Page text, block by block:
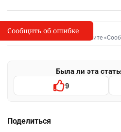
I
Сообщить об опечатке
Выделите фрагмент и нажмите
Была ли эта
9
Поделиться
Сообщить об ошибке